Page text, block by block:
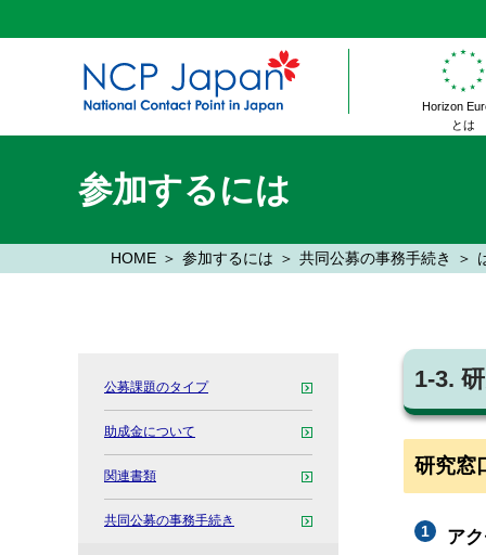
Horizon
とは
参加するには
HOME 参加するには 共同公募の事務手続き
1-3.
研究窓
ア
公募課題のタイプ
助成金について
関連書類
共同公募の事務手続き